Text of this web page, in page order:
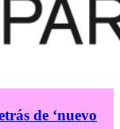
de ‘nuevo